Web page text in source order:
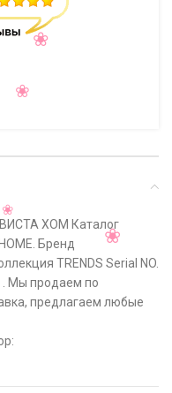
ВИСТА ХОМ Каталог
Бренд
TRENDS Serial NO.
. Мы продаем по
предлагаем любые